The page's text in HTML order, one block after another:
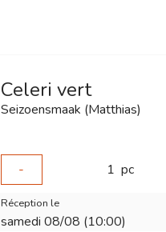
Celeri vert
Seizoensmaak (Matthias)
-
1 pc
Réception le
samedi 08/08 (10:00)